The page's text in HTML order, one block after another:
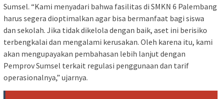
Sumsel. “Kami menyadari bahwa fasilitas di SMKN 6 Palembang
harus segera dioptimalkan agar bisa bermanfaat bagi siswa
dan sekolah. Jika tidak dikelola dengan baik, aset ini berisiko
terbengkalai dan mengalami kerusakan. Oleh karena itu, kami
akan mengupayakan pembahasan lebih lanjut dengan
Pemprov Sumsel terkait regulasi penggunaan dan tarif
operasionalnya,” ujarnya.